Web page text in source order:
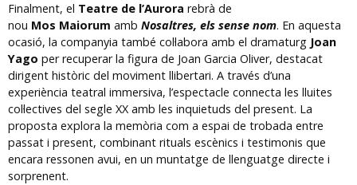
Finalment, el Teatre de l’Aurora rebrà de
nou Mos Maiorum amb Nosaltres, els sense nom. En aquesta
ocasió, la companyia també col·labora amb el dramaturg Joan
Yago per recuperar la figura de Joan Garcia Oliver, destacat
dirigent històric del moviment llibertari. A través d’una
experiència teatral immersiva, l’espectacle connecta les lluites
col·lectives del segle XX amb les inquietuds del present. La
proposta explora la memòria com a espai de trobada entre
passat i present, combinant rituals escènics i testimonis que
encara ressonen avui, en un muntatge de llenguatge directe i
sorprenent.